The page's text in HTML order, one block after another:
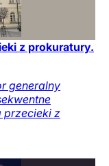
z prokuratury.
generalny
przecieki z